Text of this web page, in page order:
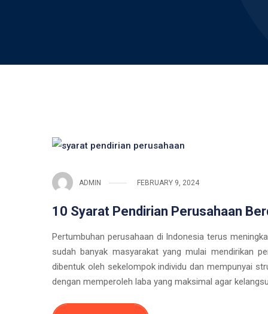
ADMIN FEBRUARY 9, 2024
10 Syarat Pendirian Perusahaan
Pertumbuhan perusahaan di Indonesia terus
sudah banyak masyarakat yang mulai mendirikan
dibentuk oleh sekelompok individu dan mempunyai
dengan memperoleh laba yang maksimal agar